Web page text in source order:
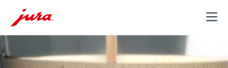
MENU